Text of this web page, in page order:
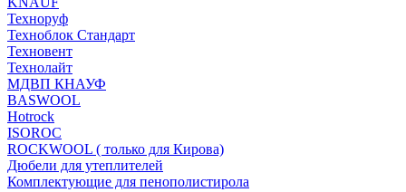
Технoруф
Техноблок Стандарт
Техновент
Технолайт
МДВП КНАУФ
BASWOOL
Hotrock
ISOROC
ROCKWOOL ( только для Кирова)
Дюбели для утеплителей
Комплектующие для пенополистирола